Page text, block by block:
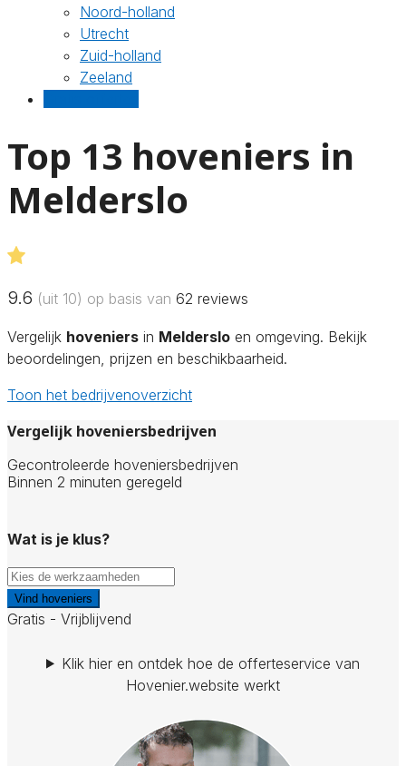
Noord-holland
Utrecht
Zuid-holland
Zeeland
Top 13 hoveniers in
Melderslo
9.6 (uit 10) op basis van 62 reviews
Vergelijk hoveniers in Melderslo en omgeving. Bekijk
beoordelingen, prijzen en beschikbaarheid.
Toon het bedrijvenoverzicht
Vergelijk hoveniersbedrijven
Gecontroleerde hoveniersbedrijven
Binnen 2 minuten geregeld
Wat is je klus?
Vind hoveniers
Gratis - Vrijblijvend
Klik hier en ontdek hoe de offerteservice van
Hovenier.website werkt